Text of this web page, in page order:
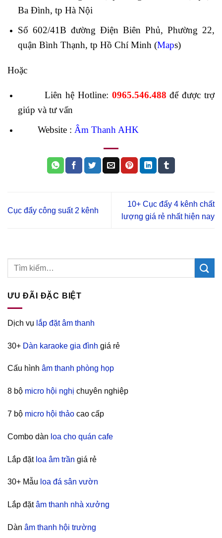
Ba Đình, tp Hà Nội
Số 602/41B đường Điện Biên Phủ, Phường 22,
quận Bình Thạnh, tp Hồ Chí Minh (Maps)
Hoặc
Liên hệ Hotline: 0965.546.488 để được trợ
giúp và tư vấn
Website : Âm Thanh AHK
Cục đẩy công suất 2 kênh
10+ Cục đẩy 4 kênh chất
lượng giá rẻ nhất hiện nay
ƯU ĐÃI ĐẶC BIỆT
Dịch vụ lắp đặt âm thanh
30+ Dàn karaoke gia đình giá rẻ
Cấu hình âm thanh phòng họp
8 bộ micro hội nghị chuyên nghiệp
7 bộ micro hội thảo cao cấp
Combo dàn loa cho quán cafe
Lắp đặt loa âm trần giá rẻ
30+ Mẫu loa đá sân vườn
Lắp đặtâm thanh nhà xưởng
Dàn âm thanh hội trường